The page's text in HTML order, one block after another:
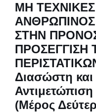
ΜΗ
ΣΤΗΝ
ΠΡΟΣΕΓΓΙΣΗ
Διασώστη
(Μέρος